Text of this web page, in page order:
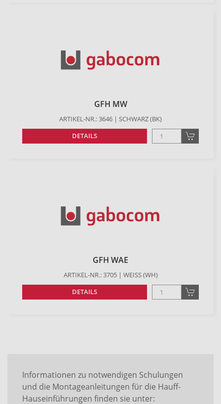
GFH MW
ARTIKEL-NR.: 3646 | SCHWARZ (BK)
DETAILS
GFH WAE
ARTIKEL-NR.: 3705 | WEISS (WH)
DETAILS
Informationen zu notwendigen Schulungen
und die Montageanleitungen für die Hauff-
Hauseinführungen finden sie unter: